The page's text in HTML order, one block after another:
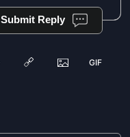
Submit Reply